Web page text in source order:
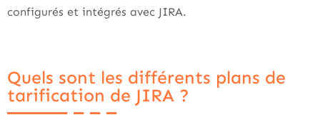
configurés et intégrés avec JIRA.
Quels sont les différents plans de
tarification de JIRA ?